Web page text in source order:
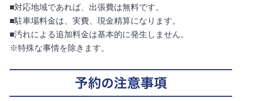
■対応地域であれば、出張費は無料です。
■駐車場料金は、実費、現金精算になります。
■汚れによる追加料金は基本的に発生しません。
※特殊な事情を除きます。